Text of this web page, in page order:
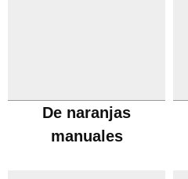
De naranjas
manuales